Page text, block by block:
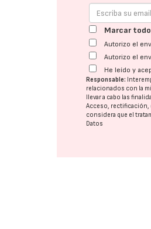
Marcar
Autorizo el
Autorizo el
He leído y
Responsable:
relacionados con la
llevar a cabo las
Acceso,
considera que el
Datos